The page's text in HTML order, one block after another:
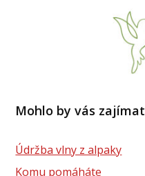
Mohlo by vás zajímat
Údržba vlny z alpaky
Komu pomáháte